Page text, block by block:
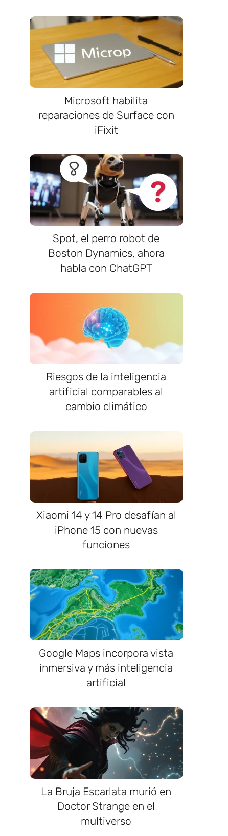
Microsoft habilita
reparaciones de Surface con
iFixit
Spot, el perro robot de
Boston Dynamics, ahora
habla con ChatGPT
Riesgos de la inteligencia
artificial comparables al
cambio climático
Xiaomi 14 y 14 Pro desafían al
iPhone 15 con nuevas
funciones
Google Maps incorpora vista
inmersiva y más inteligencia
artificial
La Bruja Escarlata murió en
Doctor Strange en el
multiverso